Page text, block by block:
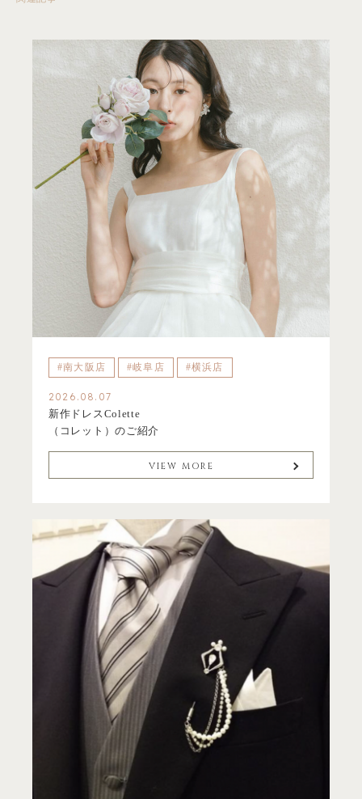
#南大阪店 #岐阜店 #横浜店
2026.08.07
新作ドレスColette
（コレット）のご紹介
VIEW MORE